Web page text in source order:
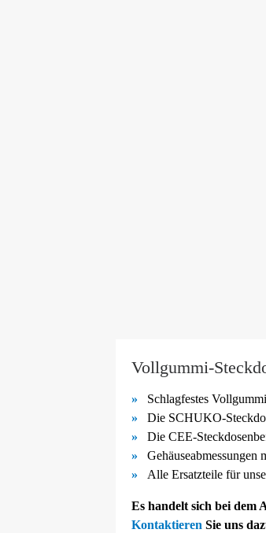
Vollgummi-
Schlagfestes
Die SCHUKO-
Die CEE-
Alle Ersatzteile für
Es handelt sich bei dem
Kontaktieren Sie uns